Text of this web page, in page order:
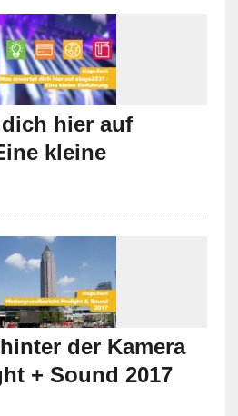
hier auf
kleine
der Kamera
+ Sound 2017